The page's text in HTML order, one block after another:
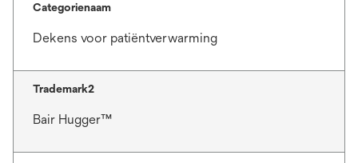
Categorienaam
Dekens voor patiëntverwarming
Trademark2
Bair Hugger™